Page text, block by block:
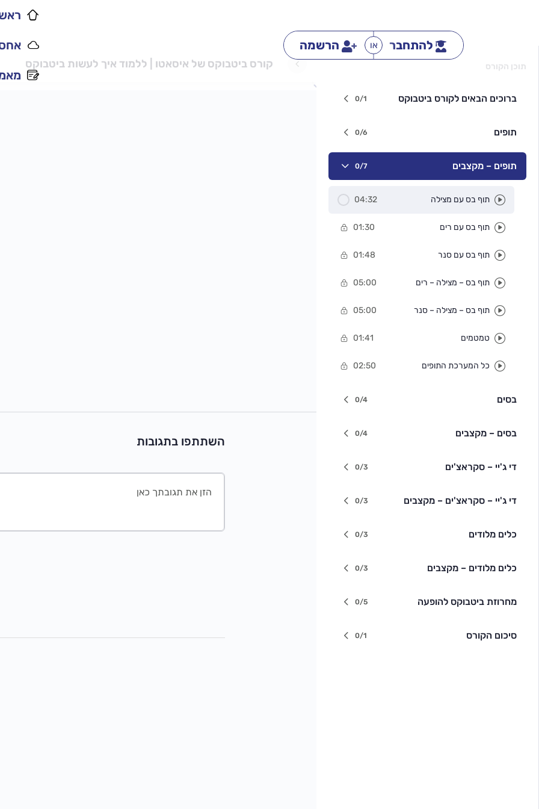
להתחבר או הרשמה
תוכן הקורס
ברוכים הבאים לקורס ביטבוקס 0/1
תופים 0/6
תופים – מקצבים 0/7
תוף בס עם מצילה 04:32
תוף בס עם רים 01:30
תוף בס עם סנר 01:48
תוף בס – מצילה – רים 05:00
תוף בס – מצילה – סנר 05:00
טמטמים 01:41
כל המערכת התופים 02:50
בסים 0/4
בסים – מקצבים 0/4
די ג'יי – סקראצ'ים 0/3
די ג'יי – סקראצ'ים – מקצבים 0/3
כלים מלודים 0/3
כלים מלודים – מקצבים 0/3
מחרוזת ביטבוקס להופעה 0/5
סיכום הקורס 0/1
קורס ביטבוקס של איסאטו | ללמוד איך לעשות ביטבוקס
השתתפו בתגובות